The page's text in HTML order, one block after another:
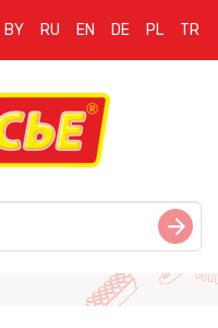
BY RU EN DE PL TR